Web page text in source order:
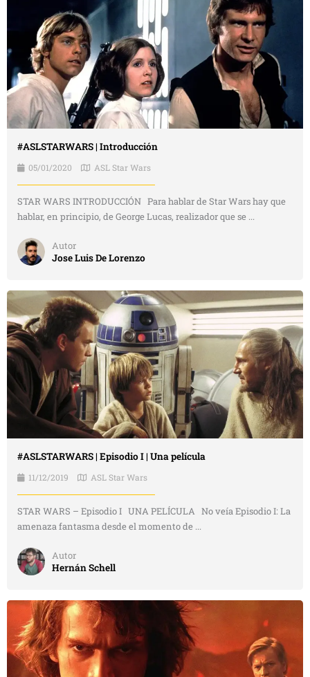
#ASLSTARWARS | Introducción
05/01/2020 ASL Star Wars
STAR WARS INTRODUCCIÓN Para hablar de Star Wars hay que
hablar, en principio, de George Lucas, realizador que se ...
Autor
Jose Luis De Lorenzo
#ASLSTARWARS | Episodio I | Una película
11/12/2019 ASL Star Wars
STAR WARS – Episodio I UNA PELÍCULA No veía Episodio I: La
amenaza fantasma desde el momento de ...
Autor
Hernán Schell